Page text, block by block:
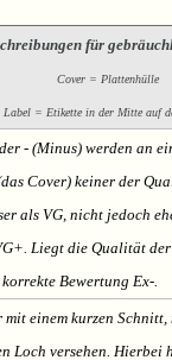
für
Cover = Plattenhülle
Label = Etikette in der Mitte auf
- (Minus) werden an
Cover) keiner der
als VG, nicht jedoch
Liegt die Qualität
Bewertung Ex-.
einem kurzen
Loch versehen. Hierbei